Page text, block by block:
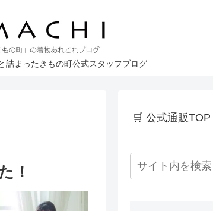
詰まったきもの町公式スタッフブログ
！
🛒 公式通販TOP